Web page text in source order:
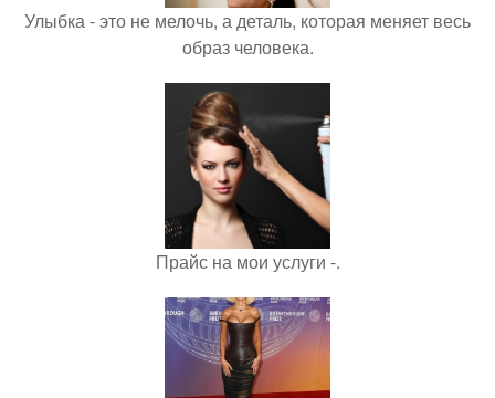
Улыбка - это не мелочь, а деталь, которая меняет весь
образ человека.
Прайс на мои услуги -.